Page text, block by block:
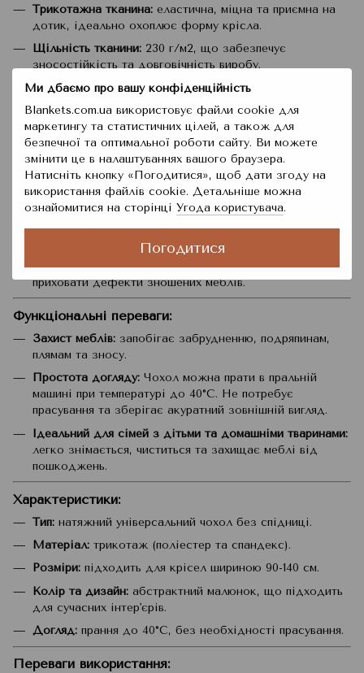
Ми дбаємо про вашу конфіденційність
Blankets.com.ua використовує файли cookie для
маркетингу та статистичних цілей, а також для
безпечної та оптимальної роботи сайту. Ви можете
змінити це в налаштуваннях вашого браузера.
Натисніть кнопку «Погодитися», щоб дати згоду на
використання файлів cookie. Детальніше можна
ознайомитися на сторінці Угода користувача.
Погодитися
Трикотажна тканина: еластична, міцна та приємна на
дотик, ідеально охоплює форму крісла.
Щільність тканини: 230 г/м2, що забезпечує
зносостійкість та довговічність виробу.
2. Зручна посадка:
Еластичні краї: чохол на кріслолегко одягається і
надійно фіксується, забезпечуючи щільне прилягання.
Універсальний розмір:підходить для крісел шириною
від 90 до 140 см, що робить його універсальним для
більшості моделей меблів.
3. Привабливий дизайн:
Модний абстрактний принт у сучасному стилі
гармонійно впишеться у будь-який інтер'єр.
Можливість змінити колірну гаму кімнати або
приховати дефекти зношених меблів.
Функціональні переваги:
Захист меблів: запобігає забрудненню, подряпинам,
плямам та зносу.
Простота догляду: Чохол можна прати в пральній
машині при температурі до 40°C. Не потребує
прасування та зберігає акуратний зовнішній вигляд.
Ідеальний для сімей з дітьми та домашніми тваринами:
легко знімається, чиститься та захищає меблі від
пошкоджень.
Характеристики:
Тип: натяжний універсальний чохол без спідниці.
Матеріал: трикотаж (поліестер та спандекс).
Розміри: підходить для крісел шириною 90-140 см.
Колір та дизайн: абстрактний малюнок, що підходить
для сучасних інтер'єрів.
Догляд: прання до 40°C, без необхідності прасування.
Переваги використання: